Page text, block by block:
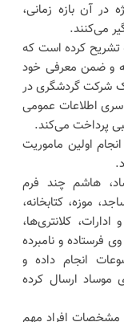
در آن بازه زمانی،
می‌کنند.
تشریح کرده است که
و ضمن معرفی خود
شرکت گردشگری در
سری اطلاعات عمومی
پرداخت می‌کند.
اولین ماموریت
هاشم چند فرم
موزه، کتابخانه،
کلانتری‌ها،
فرستاده و نامبرده
انجام داده و
موساد ارسال کرده